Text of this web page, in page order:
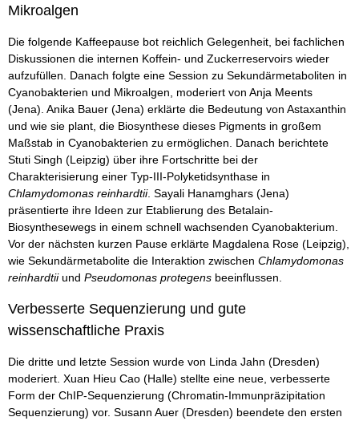
Mikroalgen
Die folgende Kaffeepause bot reichlich Gelegenheit, bei fachlichen
Diskussionen die internen Koffein- und Zuckerreservoirs wieder
aufzufüllen. Danach folgte eine Session zu Sekundärmetaboliten in
Cyanobakterien und Mikroalgen, moderiert von Anja Meents
(Jena). Anika Bauer (Jena) erklärte die Bedeutung von Astaxanthin
und wie sie plant, die Biosynthese dieses Pigments in großem
Maßstab in Cyanobakterien zu ermöglichen. Danach berichtete
Stuti Singh (Leipzig) über ihre Fortschritte bei der
Charakterisierung einer Typ-III-Polyketidsynthase in
Chlamydomonas reinhardtii. Sayali Hanamghars (Jena)
präsentierte ihre Ideen zur Etablierung des Betalain-
Biosynthesewegs in einem schnell wachsenden Cyanobakterium.
Vor der nächsten kurzen Pause erklärte Magdalena Rose (Leipzig),
wie Sekundärmetabolite die Interaktion zwischen Chlamydomonas
reinhardtiiund Pseudomonas protegens beeinflussen.
Verbesserte Sequenzierung und gute
wissenschaftliche Praxis
Die dritte und letzte Session wurde von Linda Jahn (Dresden)
moderiert. Xuan Hieu Cao (Halle) stellte eine neue, verbesserte
Form der ChIP-Sequenzierung (Chromatin-Immunpräzipitation
Sequenzierung) vor. Susann Auer (Dresden) beendete den ersten